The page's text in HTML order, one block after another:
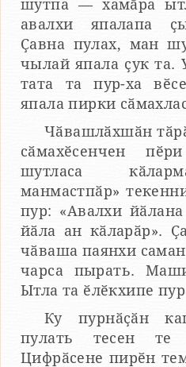
шутпа — хамӑра
авалхи япалапа
Ҫавна пулах, ман
чылай япала ҫук та.
тата та пур-ха
япала пирки
Чӑвашлӑхшӑн
сӑмахӗсенчен
шутласа
манмастпӑр»
пур: «Авалхи
йӑла ан кӑларӑр».
чӑваша паянхи
чарса пырать.
Ытла та ӗлӗкхипе
Ку пурнӑҫӑн
пулать тесен
Цифрӑсене пирӗн